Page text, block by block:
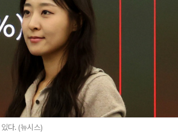
다. (뉴시스)